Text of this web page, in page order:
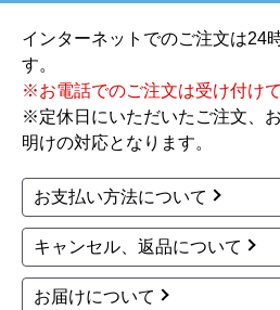
もあると思いますがあまりに
【その他感想・コメント】
ショップからの連絡もしっか
できました。また機会があれ
思います。
きょりけ
インターネットでのご注文は24
す。
※お電話でのご注文は受け付けて
※定休日にいただいたご注文、
明けの対応となります。
お支払い方法について
キャンセル、返品について
お届けについて